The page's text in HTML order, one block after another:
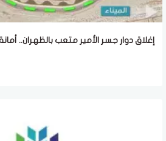
إغلاق دوار جسر الأمير متعب بالظهران..